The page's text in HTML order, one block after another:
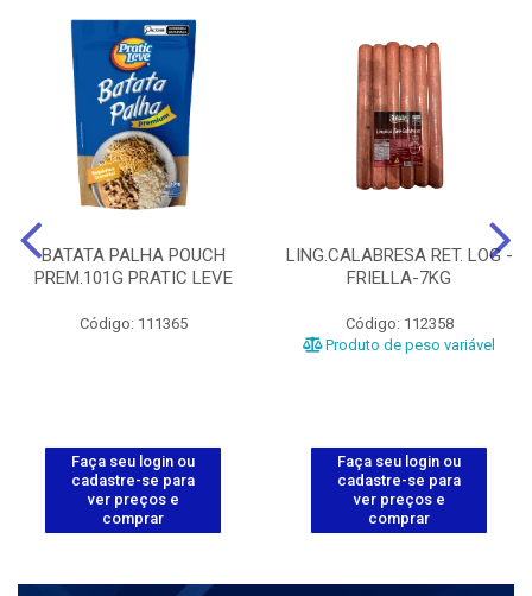
BATATA PALHA POUCH
PREM.101G PRATIC LEVE
Código: 111365
Faça seu login ou
cadastre-se para
ver preços e
comprar
LING.CALABRESA RET. LOG -
FRIELLA-7KG
Código: 112358
Produto de peso variável
Faça seu login ou
cadastre-se para
ver preços e
comprar